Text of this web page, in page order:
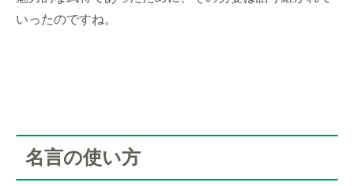
いったのですね。
名言の使い方